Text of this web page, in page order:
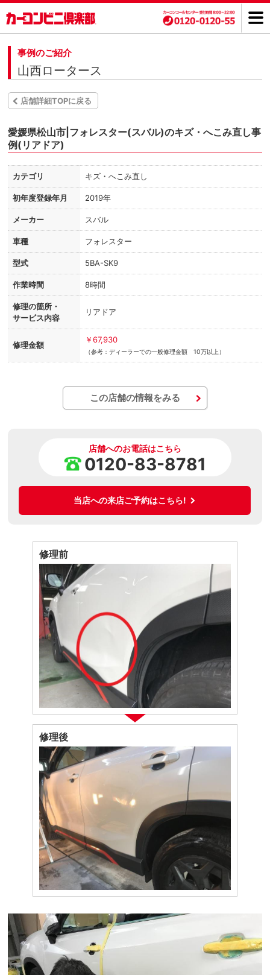
事例のご紹介
山西ロータース
店舗詳細TOPに戻る
愛媛県松山市|フォレスター(スバル)のキズ・へこみ直し事
例(リアドア)
カテゴリ キズ・へこみ直し
初年度登録年月 2019年
メーカー スバル
車種 フォレスター
型式 5BA-SK9
作業時間 8時間
修理の箇所・
サービス内容
リアドア
修理金額
￥67,930
（参考：ディーラーでの一般修理金額 10万以上）
この店舗の情報をみる
店舗へのお電話はこちら
0120-83-8781
当店への来店ご予約はこちら!
修理前
修理後